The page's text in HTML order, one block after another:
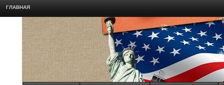
ГЛАВНАЯ